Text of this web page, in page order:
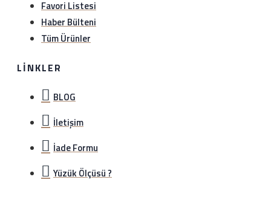
Favori Listesi
Haber Bülteni
Tüm Ürünler
LINKLER
BLOG
İletişim
İade Formu
Yüzük Ölçüsü ?